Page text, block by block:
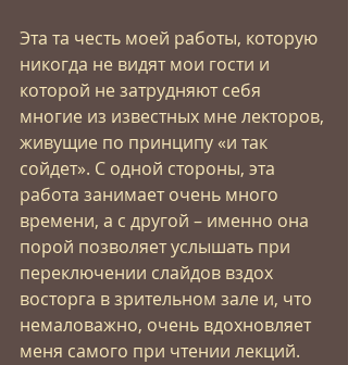
Эта та честь моей работы, которую
никогда не видят мои гости и
которой не затрудняют себя
многие из известных мне лекторов,
живущие по принципу «и так
сойдет». С одной стороны, эта
работа занимает очень много
времени, а с другой – именно она
порой позволяет услышать при
переключении слайдов вздох
восторга в зрительном зале и, что
немаловажно, очень вдохновляет
меня самого при чтении лекций.